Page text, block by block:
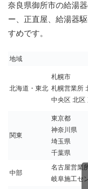
奈良県御所市の給湯
ー、正直屋、給湯器
すめです。
地域
北海道・東北
札幌市
札幌営業所
中央区 北区
関東
東京都
神奈川県
埼玉県
千葉県
中部
名古屋営業
岐阜施工セ